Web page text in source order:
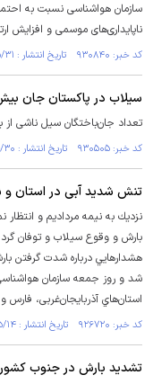
سازمان هواشناسی نسبت به
ناپایداری‌های موسمی و افزایش ارتفاع موج تا ۱.۵ متر در
کد خبر: ۹۳۰۸۴۰ تاریخ انتشار : ۱۴۰۳/۰۵/۳۱
سیلاب در پاکستان جان بیش از ۲۰۰ نفر
تعداد جان‌باختگان سیل ناشی از
کد خبر: ۹۳۰۵۰۵ تاریخ انتشار : ۱۴۰۳/۰۵/۳۰
تنش شدید آبی در استان و
نزديك به نيمه مرداديم و انتظار
بارش و وقوع سيلاب و توفان
شد و روز جمعه سازمان هواشناسي
استان‌هاي آذربایجان‌غربی، فارس
کد خبر: ۹۲۶۷۲۰ تاریخ انتشار : ۱۴۰۳/۰۵/۱۴
تشدید بارش در جنوب